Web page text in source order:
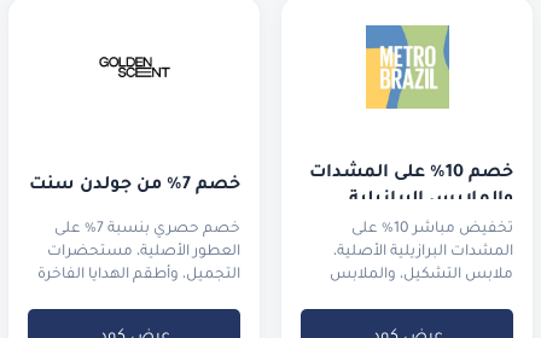
خصم 10% على المشدات
والملابس البرازيلية
تخفيض مباشر 10% على
المشدات البرازيلية الأصلية،
ملابس التشكيل، والملابس
خصم 7% من جولدن سنت
خصم حصري بنسبة 7% على
العطور الأصلية، مستحضرات
التجميل، وأطقم الهدايا الفاخرة